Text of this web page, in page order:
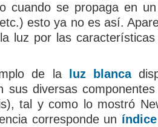
cuando se propaga en
esto ya no es así.
luz por las
de la
luz blanca
sus diversas
tal y como lo mostró
corresponde un